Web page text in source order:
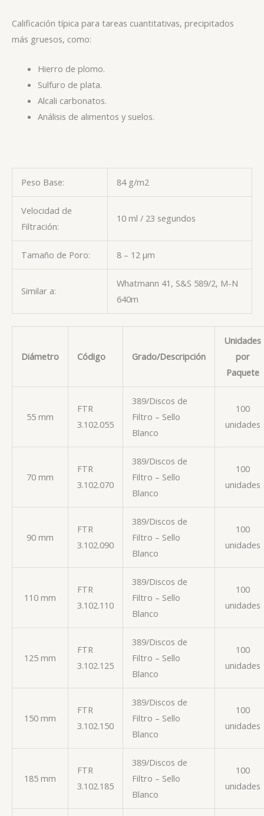
Calificación típica para tareas cuantitativas, precipitados
más gruesos, como:
Hierro de plomo.
Sulfuro de plata.
Alcali carbonatos.
Análisis de alimentos y suelos.
Peso Base: 84 g/m2
Velocidad de
Filtración:
10 ml / 23 segundos
Tamaño de Poro: 8 – 12 µm
Similar a:
Whatmann 41, S&S 589/2, M-N
640m
Diámetro Código Grado/Descripción
Unidades
por
Paquete
55 mm
FTR
3.102.055
389/Discos de
Filtro – Sello
Blanco
100
unidades
70 mm
FTR
3.102.070
389/Discos de
Filtro – Sello
Blanco
100
unidades
90 mm
FTR
3.102.090
389/Discos de
Filtro – Sello
Blanco
100
unidades
110 mm
FTR
3.102.110
389/Discos de
Filtro – Sello
Blanco
100
unidades
125 mm
FTR
3.102.125
389/Discos de
Filtro – Sello
Blanco
100
unidades
150 mm
FTR
3.102.150
389/Discos de
Filtro – Sello
Blanco
100
unidades
185 mm
FTR
3.102.185
389/Discos de
Filtro – Sello
Blanco
100
unidades